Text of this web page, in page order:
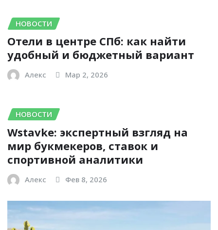
НОВОСТИ
Отели в центре СПб: как найти
удобный и бюджетный вариант
Алекс Мар 2, 2026
НОВОСТИ
Wstavke: экспертный взгляд на
мир букмекеров, ставок и
спортивной аналитики
Алекс Фев 8, 2026